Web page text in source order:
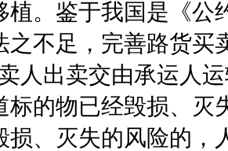
植。鉴于我国是《公
之不足，完善路货买
人出卖交由承运人
标的物已经毁损、灭
损、灭失的风险的，